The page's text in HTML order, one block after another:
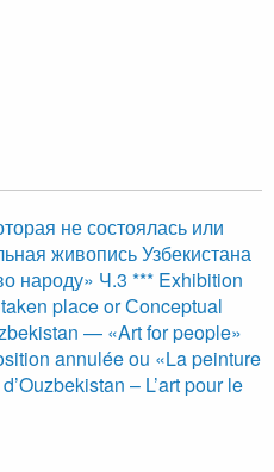
не состоялась или
живопись Узбекистана
народу» Ч.3 *** Exhibition
place or Сonceptual
— «Art for people»
annulée ou «La peinture
– L’art pour le